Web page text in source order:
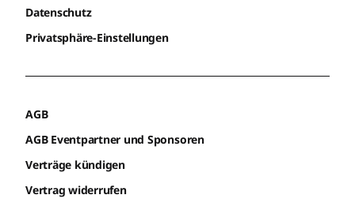
Datenschutz
Privatsphäre-Einstellungen
AGB
AGB Eventpartner und Sponsoren
Verträge kündigen
Vertrag widerrufen